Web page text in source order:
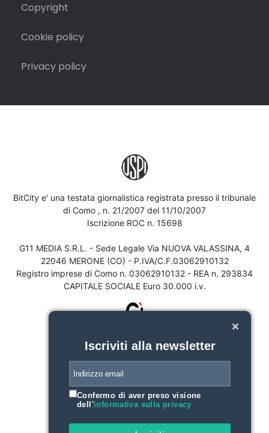
Copyright
Cookie policy
Privacy policy
BitCity e' una testata giornalistica registrata presso il tribunale
di Como , n. 21/2007 del 11/10/2007
Iscrizione ROC n. 15698
G11 MEDIA S.R.L. - Sede Legale Via NUOVA VALASSINA, 4
22046 MERONE (CO) - P.IVA/C.F.03062910132
Registro imprese di Como n. 03062910132 - REA n. 293834
CAPITALE SOCIALE Euro 30.000 i.v.
Iscriviti alla newsletter
Confermo di aver preso visione
dell'informativa sulla privacy